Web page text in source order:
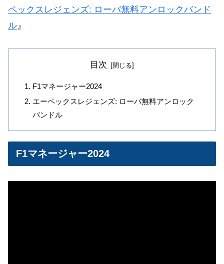
ペックスレジェンズ: ローバ無料アンロックバンド
ル』
目次
F1マネージャー2024
エーペックスレジェンズ: ローバ無料アンロック
バンドル
F1マネージャー2024